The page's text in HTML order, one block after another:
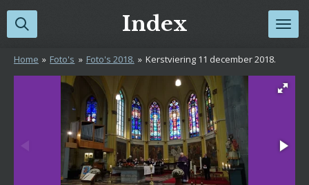
Ga
direct
de
hoofdinhoud
Index
Home » Foto's » Foto's 2018. » Kerstviering 11 december 2018.